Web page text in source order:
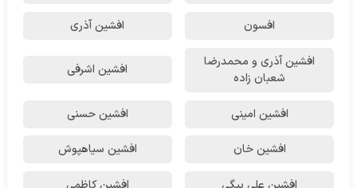
افسون افشین آذری
افشین آذری و محمدرضا
شعبان زاده
افشین اشرفی
افشین امینی افشین حسنی
افشین خان افشین سیاهپوش